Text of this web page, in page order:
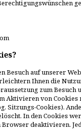
Besuch auf unserer
Ihnen die
zum
Aktivieren von
Sitzungs-Cookies).
In den Cookies
deaktivieren.